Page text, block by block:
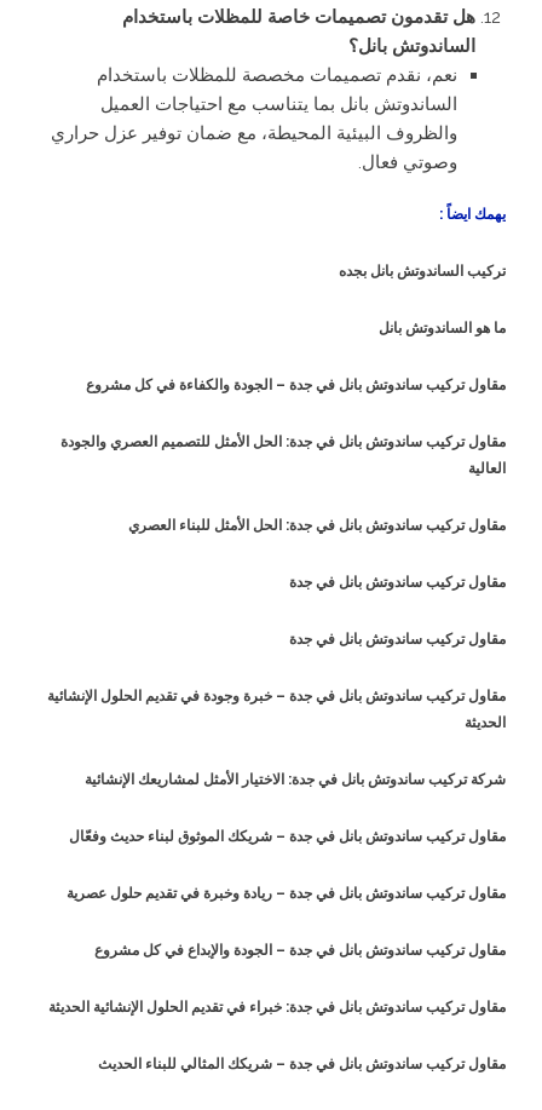
هل تقدمون تصميمات خاصة للمظلات باستخدام
الساندوتش بانل؟
نعم، نقدم تصميمات مخصصة للمظلات باستخدام
الساندوتش بانل بما يتناسب مع احتياجات العميل
والظروف البيئية المحيطة، مع ضمان توفير عزل حراري
وصوتي فعال.
يهمك ايضاً :
تركيب الساندوتش بانل بجده
ما هو الساندوتش بانل
مقاول تركيب ساندوتش بانل في جدة – الجودة والكفاءة في كل مشروع
مقاول تركيب ساندوتش بانل في جدة: الحل الأمثل للتصميم العصري والجودة
العالية
مقاول تركيب ساندوتش بانل في جدة: الحل الأمثل للبناء العصري
مقاول تركيب ساندوتش بانل في جدة
مقاول تركيب ساندوتش بانل في جدة
مقاول تركيب ساندوتش بانل في جدة – خبرة وجودة في تقديم الحلول الإنشائية
الحديثة
شركة تركيب ساندوتش بانل في جدة: الاختيار الأمثل لمشاريعك الإنشائية
مقاول تركيب ساندوتش بانل في جدة – شريكك الموثوق لبناء حديث وفعّال
مقاول تركيب ساندوتش بانل في جدة – ريادة وخبرة في تقديم حلول عصرية
مقاول تركيب ساندوتش بانل في جدة – الجودة والإبداع في كل مشروع
مقاول تركيب ساندوتش بانل في جدة: خبراء في تقديم الحلول الإنشائية الحديثة
مقاول تركيب ساندوتش بانل في جدة – شريكك المثالي للبناء الحديث